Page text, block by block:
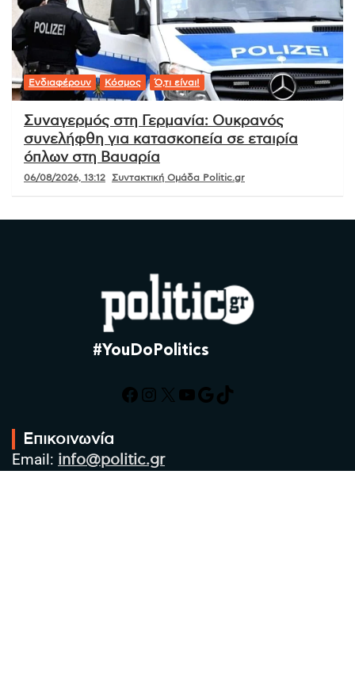
Ενδιαφέρουν Κόσμος Ό,τι είναι!
Συναγερμός στη Γερμανία: Ουκρανός
συνελήφθη για κατασκοπεία σε εταιρία
όπλων στη Βαυαρία
06/08/2026, 13:12 Συντακτική Ομάδα Politic.gr
#YouDoPolitics
Facebook
Instagram
X YouTube
Google
TikTok
Επικοινωνία
Email: info@politic.gr